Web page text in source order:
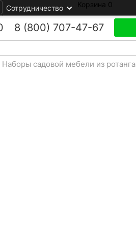
Сотрудничество Корзина 0
8 (800) 707-47-67
Наборы садовой мебели из ротанга